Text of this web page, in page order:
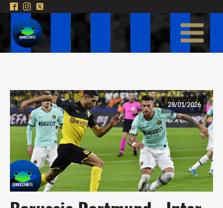
28/01/2026